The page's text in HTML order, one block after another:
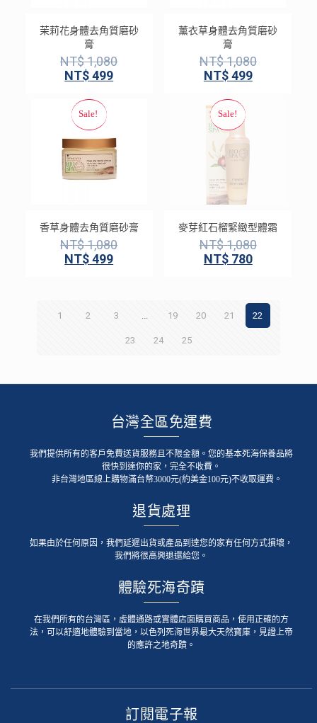
茉莉花身體去角質磨砂
膏
NT$1,080
NT$499
薰衣草身體去角質磨砂
膏
NT$1,080
NT$499
香草身體去角質磨砂膏
NT$1,080
NT$499
麥芽紅石榴緊緻型體霜
NT$1,080
NT$780
1 2 3 ... 19 20 21 22
23 24 25
台灣全區免運費
我們提供所有的客戶免費送貨服務且不限金額。您的基本死海保養品將
很快到達你的家，完全不收費。
非台灣地區線上購物滿台幣3000元(約美金100元)不收取運費。
退貨處理
如果由於任何原因，我們延遲出貨或產品到達您的家有任何方式損壞，
我們將很高興退還給您。
體驗死海奇蹟
在我們所有的台灣區，虛體通路或實體店面購買商品，使用正確的方
法，可以舒適地體驗到當地，以色列死海世界最大天然寶庫，見證上帝
的應許之地奇蹟。
訂閱電子報